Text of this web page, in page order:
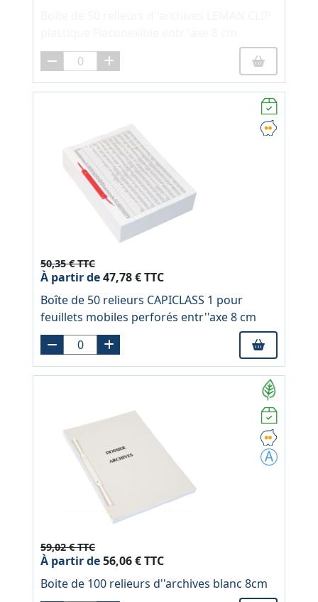
50,35 € TTC
À partir de47,78 € TTC
Boîte de 50 relieurs CAPICLASS 1 pour
feuillets mobiles perforés entr''axe 8 cm
59,02 € TTC
À partir de56,06 € TTC
Boite de 100 relieurs d''archives blanc 8cm